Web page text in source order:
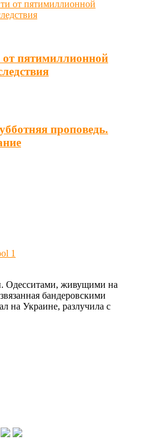
от пятимиллионной
проповедь.
1
Одесситами, живущими на
бандеровскими
на Украине, разлучила с